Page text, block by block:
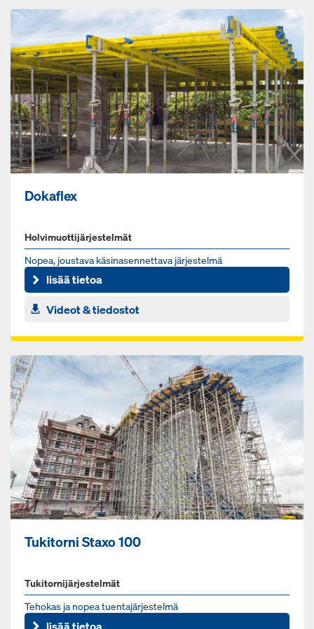
Dokaflex
Holvimuottijärjestelmät
No­pea, jous­ta­va kä­si­na­sen­net­ta­va jär­jes­tel­mä
lisää tietoa
Videot & tiedostot
Tukitorni Staxo 100
Tukitornijärjestelmät
Te­ho­kas ja no­pea tuen­ta­jär­jes­tel­mä